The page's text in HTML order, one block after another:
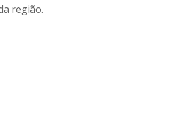
região.